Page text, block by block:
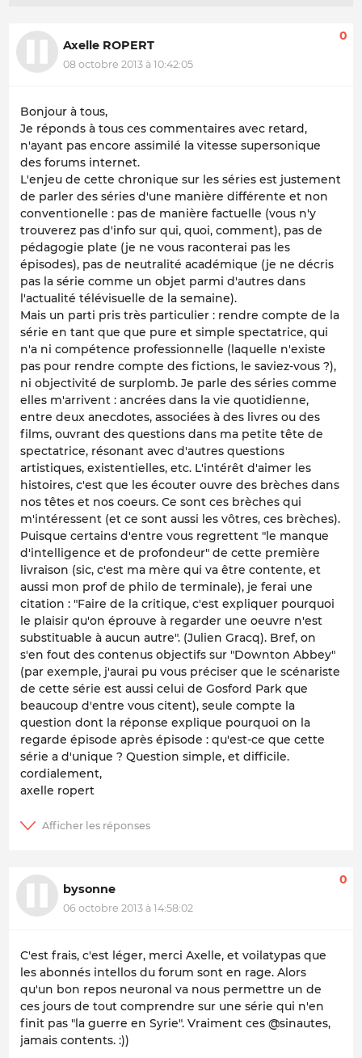
Axelle ROPERT
08 octobre 2013 à 10:42:05
0
Bonjour à tous,
Je réponds à tous ces commentaires avec retard,
n'ayant pas encore assimilé la vitesse supersonique
des forums internet.
L'enjeu de cette chronique sur les séries est justement
de parler des séries d'une manière différente et non
conventionelle : pas de manière factuelle (vous n'y
trouverez pas d'info sur qui, quoi, comment), pas de
pédagogie plate (je ne vous raconterai pas les
épisodes), pas de neutralité académique (je ne décris
pas la série comme un objet parmi d'autres dans
l'actualité télévisuelle de la semaine).
Mais un parti pris très particulier : rendre compte de la
série en tant que que pure et simple spectatrice, qui
n'a ni compétence professionnelle (laquelle n'existe
pas pour rendre compte des fictions, le saviez-vous ?),
ni objectivité de surplomb. Je parle des séries comme
elles m'arrivent : ancrées dans la vie quotidienne,
entre deux anecdotes, associées à des livres ou des
films, ouvrant des questions dans ma petite tête de
spectatrice, résonant avec d'autres questions
artistiques, existentielles, etc. L'intérêt d'aimer les
histoires, c'est que les écouter ouvre des brèches dans
nos têtes et nos coeurs. Ce sont ces brèches qui
m'intéressent (et ce sont aussi les vôtres, ces brèches).
Puisque certains d'entre vous regrettent "le manque
d'intelligence et de profondeur" de cette première
livraison (sic, c'est ma mère qui va être contente, et
aussi mon prof de philo de terminale), je ferai une
citation : "Faire de la critique, c'est expliquer pourquoi
le plaisir qu'on éprouve à regarder une oeuvre n'est
substituable à aucun autre". (Julien Gracq). Bref, on
s'en fout des contenus objectifs sur "Downton Abbey"
(par exemple, j'aurai pu vous préciser que le scénariste
de cette série est aussi celui de Gosford Park que
beaucoup d'entre vous citent), seule compte la
question dont la réponse explique pourquoi on la
regarde épisode après épisode : qu'est-ce que cette
série a d'unique ? Question simple, et difficile.
cordialement,
axelle ropert
bysonne
06 octobre 2013 à 14:58:02
0
C'est frais, c'est léger, merci Axelle, et voilatypas que
les abonnés intellos du forum sont en rage. Alors
qu'un bon repos neuronal va nous permettre un de
ces jours de tout comprendre sur une série qui n'en
finit pas "la guerre en Syrie". Vraiment ces @sinautes,
jamais contents. :))